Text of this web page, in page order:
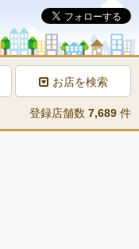
お店を検索
登録店舗数 7,689 件